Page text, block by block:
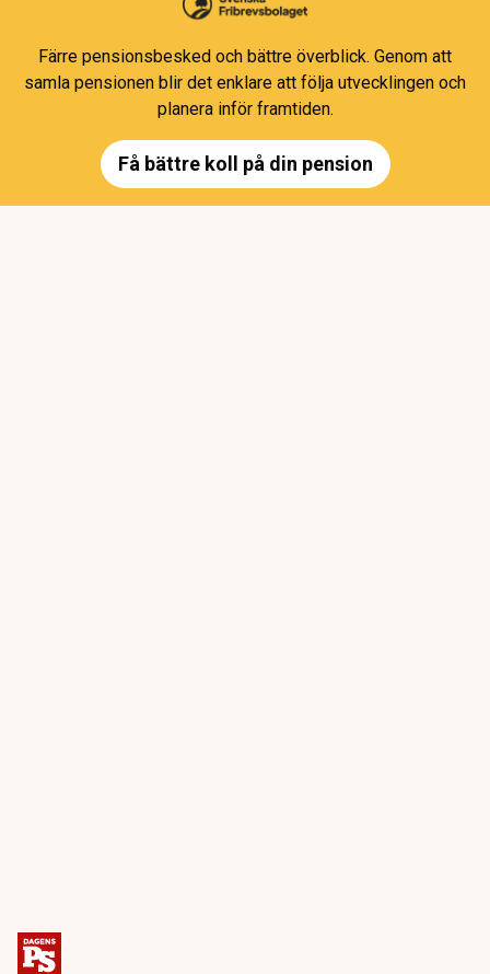
Färre pensionsbesked och bättre överblick. Genom att
samla pensionen blir det enklare att följa utvecklingen och
planera inför framtiden.
Få bättre koll på din pension